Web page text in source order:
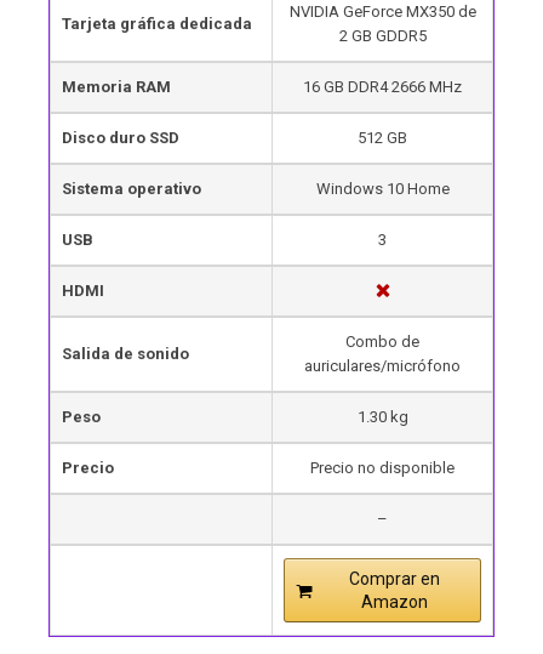
Tarjeta gráfica dedicada
NVIDIA GeForce MX350 de
2 GB GDDR5
Memoria RAM 16 GB DDR4 2666 MHz
Disco duro SSD 512 GB
Sistema operativo Windows 10 Home
USB 3
HDMI
Salida de sonido
Combo de
auriculares/micrófono
Peso 1.30 kg
Precio Precio no disponible
–
Comprar en
Amazon